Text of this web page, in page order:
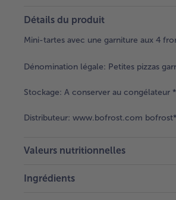
Détails du produit
Mini-tartes avec une garniture aux 4
Dénomination légale: Petites pizzas
Stockage: A conserver au congélateur
Distributeur: www.bofrost.com
Valeurs nutritionnelles
Ingrédients